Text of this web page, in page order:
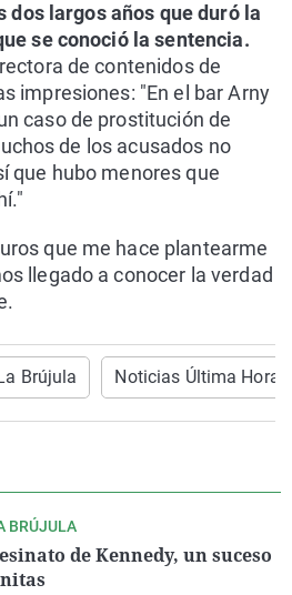
dos largos años que duró la
se conoció la sentencia.
de contenidos de
impresiones: "En el bar Arny
caso de prostitución de
de los acusados no
que hubo menores que
que me hace plantearme
llegado a conocer la verdad
Brújula Noticias Última Hora
BRÚJULA
de Kennedy, un suceso